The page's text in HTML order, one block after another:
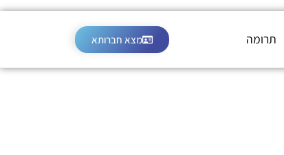
תרומה מצא חברותא